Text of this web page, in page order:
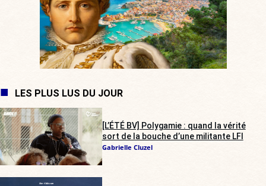
LES PLUS LUS DU JOUR
[L’ÉTÉ BV] Polygamie : quand la vérité
sort de la bouche d’une militante LFI
Gabrielle Cluzel